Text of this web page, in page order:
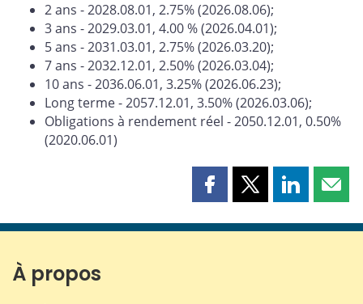
2 ans - 2028.08.01, 2.75% (2026.08.06);
3 ans - 2029.03.01, 4.00 % (2026.04.01);
5 ans - 2031.03.01, 2.75% (2026.03.20);
7 ans - 2032.12.01, 2.50% (2026.03.04);
10 ans - 2036.06.01, 3.25% (2026.06.23);
Long terme - 2057.12.01, 3.50% (2026.03.06);
Obligations à rendement réel - 2050.12.01, 0.50%
(2020.06.01)
Partager
page
Partager
page
Partager
page page
À propos